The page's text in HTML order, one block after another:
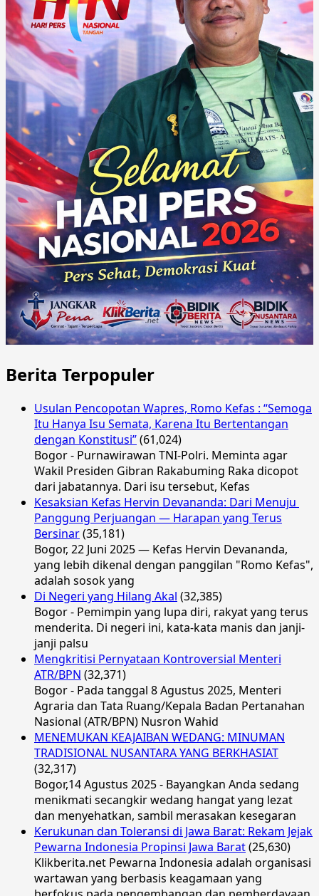
Berita Terpopuler
Usulan Pencopotan Wapres, Romo Kefas : “Semoga
Itu Hanya Isu Semata, Karena Itu Bertentangan
dengan Konstitusi”(61,024)
Bogor - Purnawirawan TNI-Polri. Meminta agar
Wakil Presiden Gibran Rakabuming Raka dicopot
dari jabatannya. Dari isu tersebut, Kefas
Kesaksian Kefas Hervin Devananda: Dari Menuju
Panggung Perjuangan — Harapan yang Terus
Bersinar(35,181)
Bogor, 22 Juni 2025 — Kefas Hervin Devananda,
yang lebih dikenal dengan panggilan "Romo Kefas",
adalah sosok yang
Di Negeri yang Hilang Akal (32,385)
Bogor - Pemimpin yang lupa diri, rakyat yang terus
menderita. Di negeri ini, kata-kata manis dan janji-
janji palsu
Mengkritisi Pernyataan Kontroversial Menteri
ATR/BPN (32,371)
Bogor - Pada tanggal 8 Agustus 2025, Menteri
Agraria dan Tata Ruang/Kepala Badan Pertanahan
Nasional (ATR/BPN) Nusron Wahid
MENEMUKAN KEAJAIBAN WEDANG: MINUMAN
TRADISIONAL NUSANTARA YANG BERKHASIAT
(32,317)
Bogor,14 Agustus 2025 - Bayangkan Anda sedang
menikmati secangkir wedang hangat yang lezat
dan menyehatkan, sambil merasakan kesegaran
Kerukunan dan Toleransi di Jawa Barat: Rekam Jejak
Pewarna Indonesia Propinsi Jawa Barat(25,630)
Klikberita.net Pewarna Indonesia adalah organisasi
wartawan yang berbasis keagamaan yang